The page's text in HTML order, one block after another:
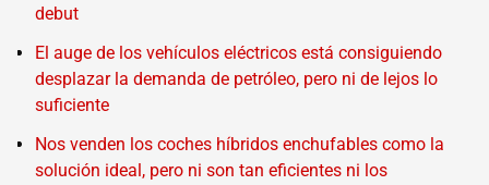
debut
El auge de los vehículos eléctricos está consiguiendo
desplazar la demanda de petróleo, pero ni de lejos lo
suficiente
Nos venden los coches híbridos enchufables como la
solución ideal, pero ni son tan eficientes ni los